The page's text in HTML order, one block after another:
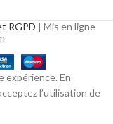
RGPD | Mis en ligne
expérience. En
l’utilisation de